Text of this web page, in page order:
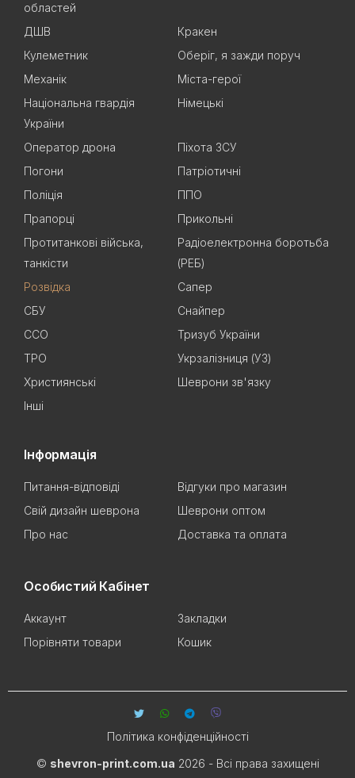
областей
ДШВ
Кракен
Кулеметник
Оберіг, я зажди поруч
Механік
Міста-герої
Національна гвардія
України
Німецькі
Оператор дрона
Піхота ЗСУ
Погони
Патріотичні
Поліція
ППО
Прапорці
Прикольні
Протитанкові війська,
танкісти
Радіоелектронна боротьба
(РЕБ)
Розвідка
Сапер
СБУ
Снайпер
ССО
Тризуб України
ТРО
Укрзалізниця (УЗ)
Християнські
Шеврони зв'язку
Інші
Інформація
Питання-відповіді
Відгуки про магазин
Свій дизайн шеврона
Шеврони оптом
Про нас
Доставка та оплата
Особистий Кабінет
Аккаунт
Закладки
Порівняти товари
Кошик
© shevron-print.com.ua 2026 - Всі права захищені
Політика конфіденційності